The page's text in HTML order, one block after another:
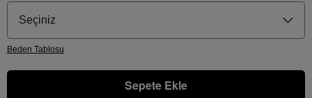
Seçiniz
Beden Tablosu
Sepete Ekle